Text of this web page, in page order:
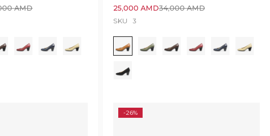
AMD
34,000AMD
25,000 AMD
SKU 3
-26%